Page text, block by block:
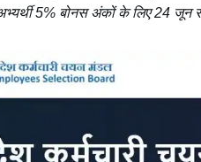
अभ्यर्थी 5% बोनस अंकों के लिए